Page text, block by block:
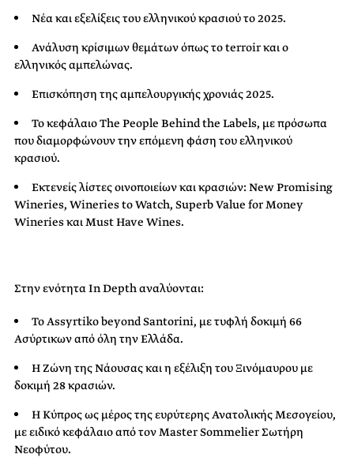
Νέα και εξελίξεις του ελληνικού κρασιού το 2025.
Ανάλυση κρίσιμων θεμάτων όπως το terroir και ο
ελληνικός αμπελώνας.
Επισκόπηση της αμπελουργικής χρονιάς 2025.
Το κεφάλαιο The People Behind the Labels, με πρόσωπα
που διαμορφώνουν την επόμενη φάση του ελληνικού
κρασιού.
Εκτενείς λίστες οινοποιείων και κρασιών: New Promising
Wineries, Wineries to Watch, Superb Value for Money
Wineries και Must Have Wines.
Στην ενότητα In Depth αναλύονται:
Το Assyrtiko beyond Santorini, με τυφλή δοκιμή 66
Ασύρτικων από όλη την Ελλάδα.
Η Ζώνη της Νάουσας και η εξέλιξη του Ξινόμαυρου με
δοκιμή 28 κρασιών.
Η Κύπρος ως μέρος της ευρύτερης Ανατολικής Μεσογείου,
με ειδικό κεφάλαιο από τον Master Sommelier Σωτήρη
Νεοφύτου.